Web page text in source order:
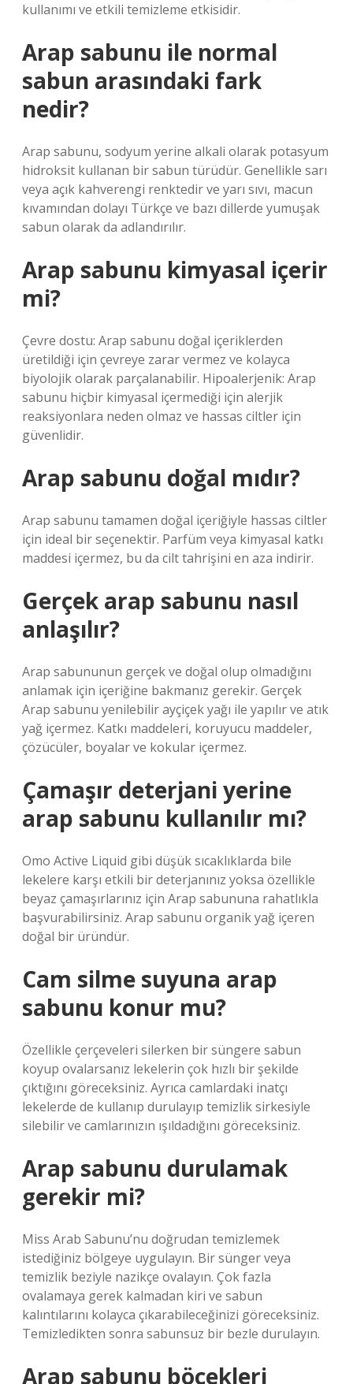
kullanımı ve etkili temizleme etkisidir.
Arap sabunu ile normal
sabun arasındaki fark
nedir?
Arap sabunu, sodyum yerine alkali olarak potasyum
hidroksit kullanan bir sabun türüdür. Genellikle sarı
veya açık kahverengi renktedir ve yarı sıvı, macun
kıvamından dolayı Türkçe ve bazı dillerde yumuşak
sabun olarak da adlandırılır.
Arap sabunu kimyasal içerir
mi?
Çevre dostu: Arap sabunu doğal içeriklerden
üretildiği için çevreye zarar vermez ve kolayca
biyolojik olarak parçalanabilir. Hipoalerjenik: Arap
sabunu hiçbir kimyasal içermediği için alerjik
reaksiyonlara neden olmaz ve hassas ciltler için
güvenlidir.
Arap sabunu doğal mıdır?
Arap sabunu tamamen doğal içeriğiyle hassas ciltler
için ideal bir seçenektir. Parfüm veya kimyasal katkı
maddesi içermez, bu da cilt tahrişini en aza indirir.
Gerçek arap sabunu nasıl
anlaşılır?
Arap sabununun gerçek ve doğal olup olmadığını
anlamak için içeriğine bakmanız gerekir. Gerçek
Arap sabunu yenilebilir ayçiçek yağı ile yapılır ve atık
yağ içermez. Katkı maddeleri, koruyucu maddeler,
çözücüler, boyalar ve kokular içermez.
Çamaşır deterjani yerine
arap sabunu kullanılır mı?
Omo Active Liquid gibi düşük sıcaklıklarda bile
lekelere karşı etkili bir deterjanınız yoksa özellikle
beyaz çamaşırlarınız için Arap sabununa rahatlıkla
başvurabilirsiniz. Arap sabunu organik yağ içeren
doğal bir üründür.
Cam silme suyuna arap
sabunu konur mu?
Özellikle çerçeveleri silerken bir süngere sabun
koyup ovalarsanız lekelerin çok hızlı bir şekilde
çıktığını göreceksiniz. Ayrıca camlardaki inatçı
lekelerde de kullanıp durulayıp temizlik sirkesiyle
silebilir ve camlarınızın ışıldadığını göreceksiniz.
Arap sabunu durulamak
gerekir mi?
Miss Arab Sabunu’nu doğrudan temizlemek
istediğiniz bölgeye uygulayın. Bir sünger veya
temizlik beziyle nazikçe ovalayın. Çok fazla
ovalamaya gerek kalmadan kiri ve sabun
kalıntılarını kolayca çıkarabileceğinizi göreceksiniz.
Temizledikten sonra sabunsuz bir bezle durulayın.
Arap sabunu böcekleri